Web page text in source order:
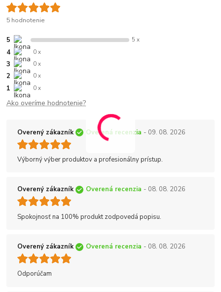
5 hodnotenie
5 5 x
4 0 x
3 0 x
2 0 x
1 0 x
Ako overíme hodnotenie?
Overený zákazník Overená recenzia - 09. 08. 2026
Výborný výber produktov a profesionálny prístup.
Overený zákazník Overená recenzia - 08. 08. 2026
Spokojnosť na 100% produkt zodpovedá popisu.
Overený zákazník Overená recenzia - 08. 08. 2026
Odporúčam